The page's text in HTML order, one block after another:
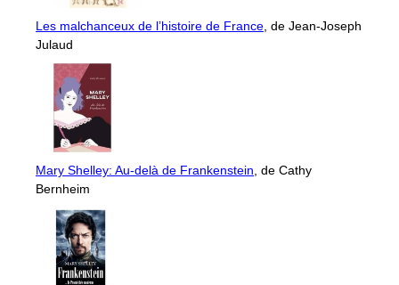
Les malchanceux de l’histoire de France, de Jean-Joseph
Julaud
Mary Shelley: Au-delà de Frankenstein, de Cathy
Bernheim